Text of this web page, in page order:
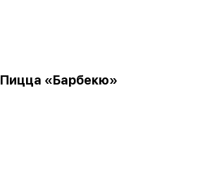
Пицца «Барбекю»